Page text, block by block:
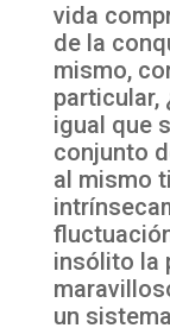
vida
de la
mismo,
particular,
igual que
conjunto
al mismo
insólito la
un